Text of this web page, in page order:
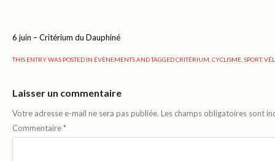
6 juin – Critérium du Dauphiné
THIS ENTRY WAS POSTED IN ÉVÈNEMENTSAND TAGGEDCRITÉRIUM CYCLISME SPORT,
Laisser un commentaire
Votre adresse e-mail ne sera pas publiée. Les champs obligatoires sont
Commentaire*